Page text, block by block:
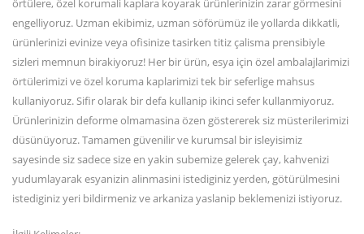
örtülere, özel korumali kaplara koyarak ürünlerinizin zarar görmesini
engelliyoruz. Uzman ekibimiz, uzman söförümüz ile yollarda dikkatli,
ürünlerinizi evinize veya ofisinize tasirken titiz çalisma prensibiyle
sizleri memnun birakiyoruz! Her bir ürün, esya için özel ambalajlarimizi
örtülerimizi ve özel koruma kaplarimizi tek bir seferlige mahsus
kullaniyoruz. Sifir olarak bir defa kullanip ikinci sefer kullanmiyoruz.
Ürünlerinizin deforme olmamasina özen göstererek siz müsterilerimizi
düsünüyoruz. Tamamen güvenilir ve kurumsal bir isleyisimiz
sayesinde siz sadece size en yakin subemize gelerek çay, kahvenizi
yudumlayarak esyanizin alinmasini istediginiz yerden, götürülmesini
istediginiz yeri bildirmeniz ve arkaniza yaslanip beklemenizi istiyoruz.